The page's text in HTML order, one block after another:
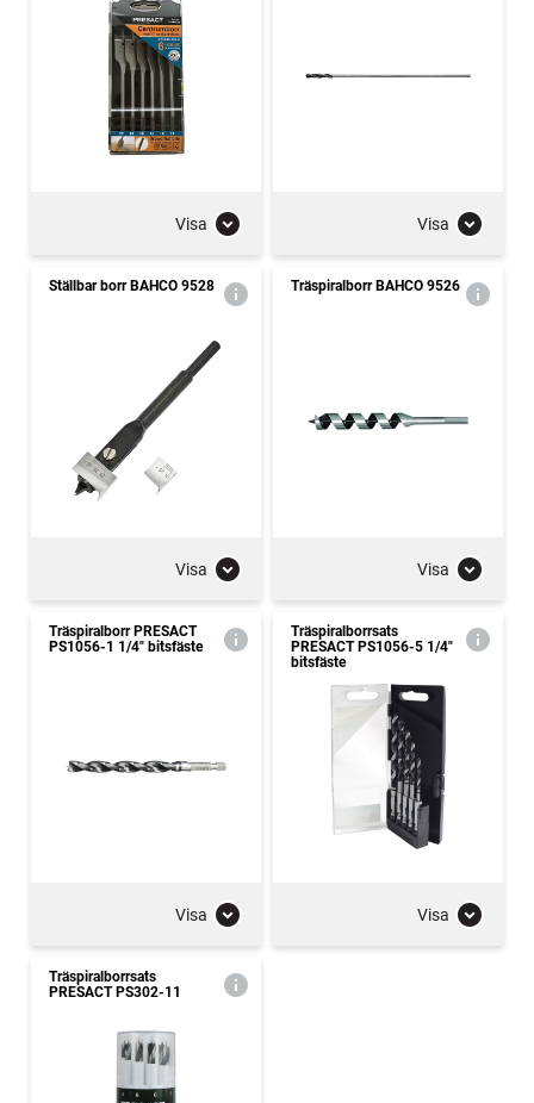
Visa Visa
Ställbar borr BAHCO 9528
Visa
Träspiralborr BAHCO 9526
Visa
Träspiralborr PRESACT
PS1056-1 1/4" bitsfäste
Visa
Träspiralborrsats
PRESACT PS1056-5 1/4"
bitsfäste
Visa
Träspiralborrsats
PRESACT PS302-11